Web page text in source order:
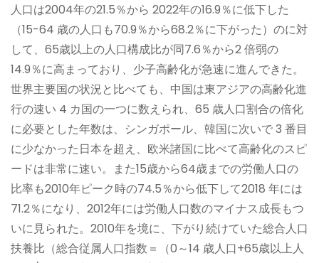
人口は2004年の21.5％から 2022年の16.9％に低下した
（15-64 歳の人口も70.9％から68.2％に下がった）のに対
して、65歳以上の人口構成比が同7.6％から2 倍弱の
14.9％に高まっており、少子高齢化が急速に進んできた。
世界主要国の状況と比べても、中国は東アジアの高齢化進
行の速い 4 カ国の一つに数えられ、65 歳人口割合の倍化
に必要とした年数は、シンガポール、韓国に次いで 3 番目
に少なかった日本を超え、欧米諸国に比べて高齢化のスピ
ードは非常に速い。また15歳から64歳までの労働人口の
比率も2010年ピーク時の74.5％から低下して2018 年には
71.2％になり、2012年には労働人口数のマイナス成長もつ
いに見られた。2010年を境に、下がり続けていた総合人口
扶養比（総合従属人口指数＝（0～14 歳人口+65歳以上人